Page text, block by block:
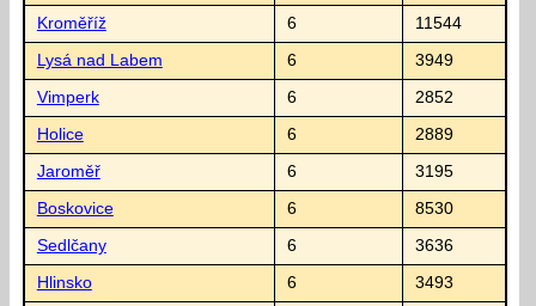
Kroměříž 6 11544
Lysá nad Labem 6 3949
Vimperk 6 2852
Holice 6 2889
Jaroměř 6 3195
Boskovice 6 8530
Sedlčany 6 3636
Hlinsko 6 3493